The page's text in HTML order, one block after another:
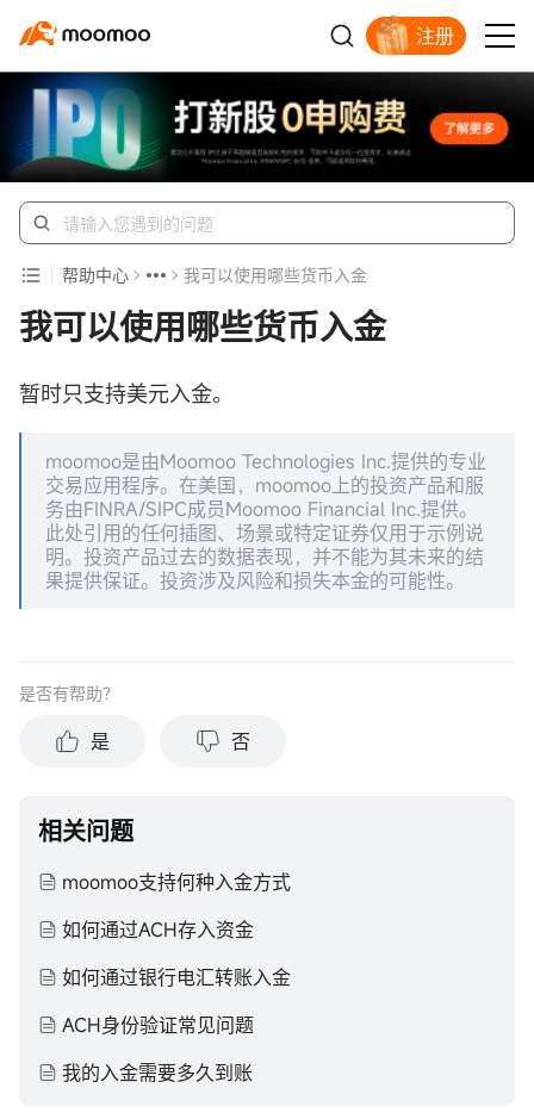
注册
帮助中心 我可以使用哪些货币入金
我可以使用哪些货币入金
暂时只支持美元入金。
moomoo是由Moomoo Technologies Inc.提供的专业
交易应用程序。在美国，moomoo上的投资产品和服
务由FINRA/SIPC成员Moomoo Financial Inc.提供。
此处引用的任何插图、场景或特定证券仅用于示例说
明。投资产品过去的数据表现，并不能为其未来的结
果提供保证。投资涉及风险和损失本金的可能性。
是否有帮助？
是 否
相关问题
moomoo支持何种入金方式
如何通过ACH存入资金
如何通过银行电汇转账入金
ACH身份验证常见问题
我的入金需要多久到账